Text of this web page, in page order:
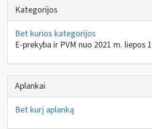
Kategorijos
Bet kurios kategorijos
E-prekyba ir PVM nuo 2021 m. liepos
Aplankai
Bet kurį aplanką